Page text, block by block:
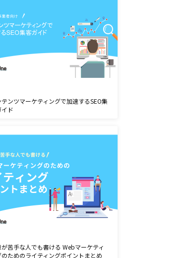
テンツマーケティングで加速するSEO集
ド
苦手な人でも書ける Webマーケティ
のためのライティングポイントまとめ